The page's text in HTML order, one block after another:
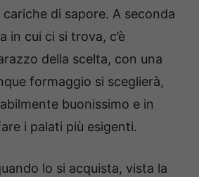
di sapore. A seconda
in cui ci si trova, c’è
della scelta, con una
formaggio si sceglierà,
buonissimo e in
i palati più esigenti.
lo si acquista, vista la